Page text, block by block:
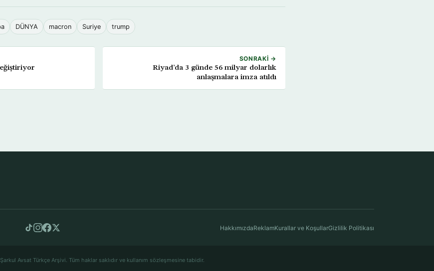
DÜNYA macron Suriye trump
SONRAKI →
Riyad’da 3 günde 56 milyar dolarlık
anlaşmalara imza atıldı
HakkımızdaReklamKurallar ve KoşullarGizlilik Politikası
Avsat Türkçe Arşivi. Tüm haklar saklıdır ve kullanım sözleşmesine tabidir.